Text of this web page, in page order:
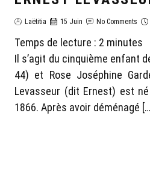
Laëtitia 15 Juin No Comments
Temps de lecture : 2 minutes
Il s’agit du cinquième enfant
44) et Rose Joséphine
Levasseur (dit Ernest) est
1866. Après avoir déménagé